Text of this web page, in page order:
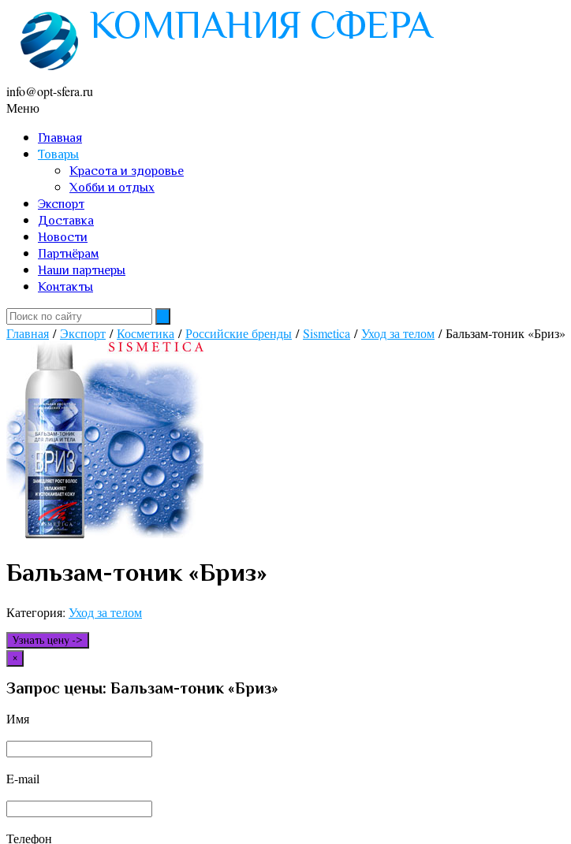
info@opt-sfera.ru
Меню
Главная
Товары
Красота и здоровье
Хобби и отдых
Экспорт
Доставка
Новости
Партнёрам
Наши партнеры
Контакты
Главная /Экспорт /Косметика /Российские бренды /Sismetica /Уход за телом / Бальзам-тоник «Бриз»
Бальзам-тоник «Бриз»
Категория: Уход за телом
Узнать цену ->
×
Запрос цены: Бальзам-тоник «Бриз»
Имя
E-mail
Телефон